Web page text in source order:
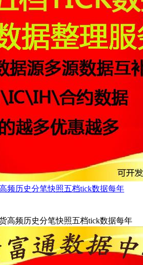
频历史分笔快照五档tick数据每年